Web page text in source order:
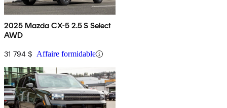
2025 Mazda CX-5 2.5 S Select
AWD
31 794 $ Affaire formidable